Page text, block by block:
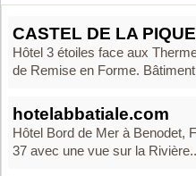
CASTEL DE LA PIQUE
Hôtel 3 étoiles face aux
de Remise en Forme.
hotelabbatiale.com
Hôtel Bord de Mer à Benodet,
37 avec une vue sur la